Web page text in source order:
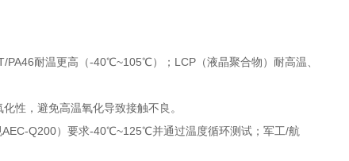
耐温更高（-40℃~105℃）；LCP（液晶聚合物）耐高温、
性，避免高温氧化导致接触不良。
）要求-40℃~125℃并通过温度循环测试；军工/航